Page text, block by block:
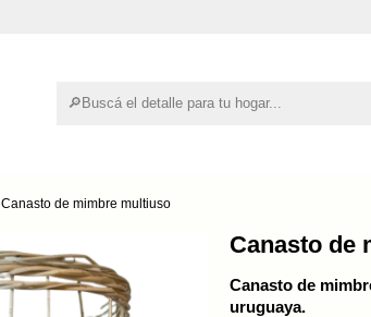
Canasto de mimbre multiuso
Canasto de
Canasto de
uruguaya.